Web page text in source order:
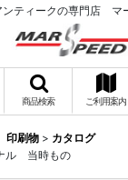
ンティークの専門店 マ
商品検索 ご利用案内
印刷物 > カタログ
ル 当時もの